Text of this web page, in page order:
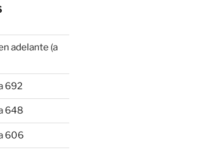
adelante (a
692
648
606